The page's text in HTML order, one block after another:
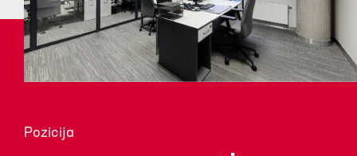
Pozicija